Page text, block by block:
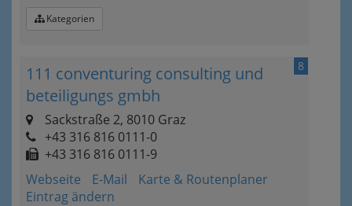
Kategorien
8
111 conventuring consulting und
beteiligungs gmbh
Sackstraße 2, 8010 Graz
+43 316 816 0111-0
+43 316 816 0111-9
Webseite
E-Mail
Karte & Routenplaner
Eintrag ändern